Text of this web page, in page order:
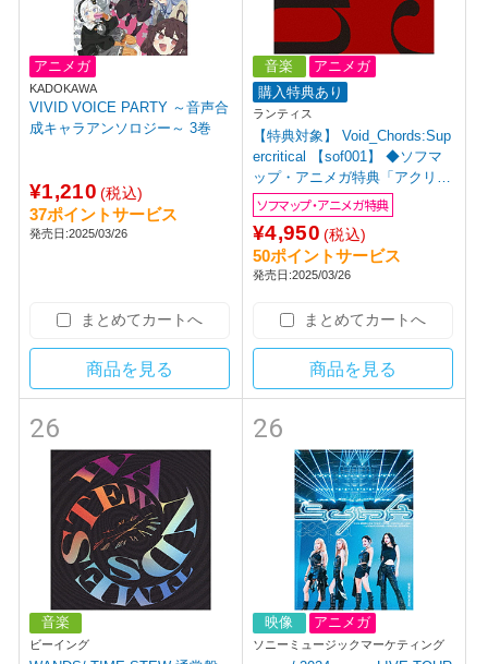
アニメガ
KADOKAWA
VIVID VOICE PARTY ～音声合
成キャラアンソロジー～ 3巻
¥1,210 (税込)
37ポイントサービス
発売日:2025/03/26
まとめてカートへ
商品を見る
音楽
アニメガ
購入特典あり
ランティス
【特典対象】 Void_Chords:Sup
ercritical 【sof001】 ◆ソフマ
ップ・アニメガ特典「アクリル
コースター(76mm)」
ソフマップ・アニメガ特典
¥4,950 (税込)
50ポイントサービス
発売日:2025/03/26
まとめてカートへ
商品を見る
26
音楽
ビーイング
26
映像 アニメガ
ソニーミュージックマーケティング